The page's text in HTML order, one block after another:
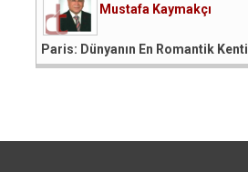
Mustafa Kaymakçı
Paris: Dünyanın En Romantik Kenti